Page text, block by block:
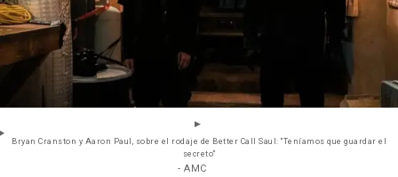
Bryan Cranston y Aaron Paul, sobre el rodaje de Better Call Saul: "Teníamos que guardar el
secreto"
- AMC